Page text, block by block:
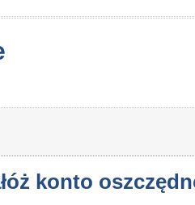
konto